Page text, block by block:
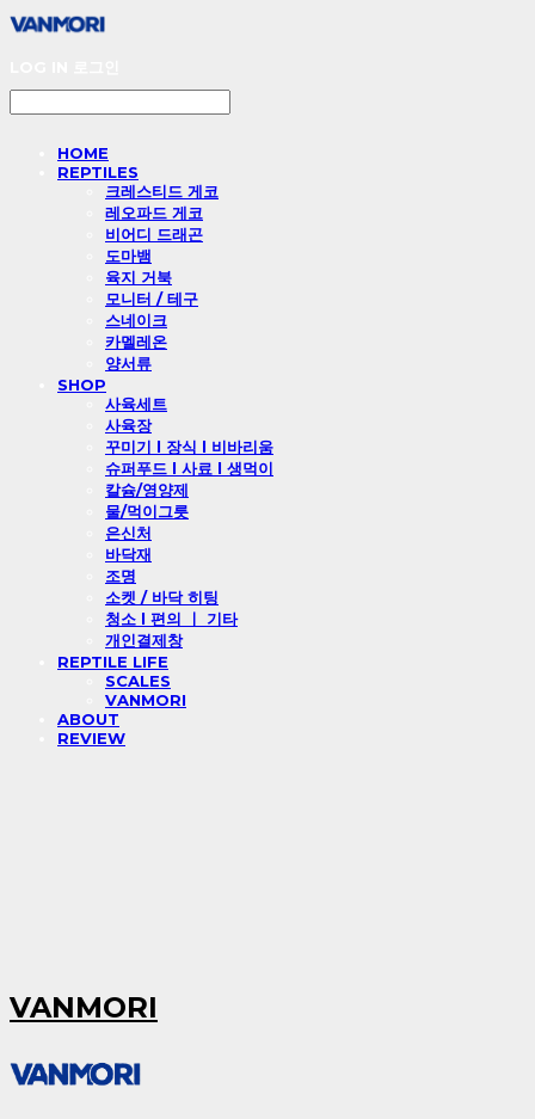
HOME
REPTILES
크레스티드 게코
레오파드 게코
비어디 드래곤
도마뱀
육지 거북
모니터 / 테구
스네이크
카멜레온
양서류
SHOP
사육세트
사육장
꾸미기 l 장식 l 비바리움
슈퍼푸드 l 사료 l 생먹이
칼슘/영양제
물/먹이그릇
은신처
바닥재
조명
소켓 / 바닥 히팅
청소 l 편의 ㅣ 기타
개인결제창
REPTILE LIFE
SCALES
VANMORI
ABOUT
REVIEW
VANMORI